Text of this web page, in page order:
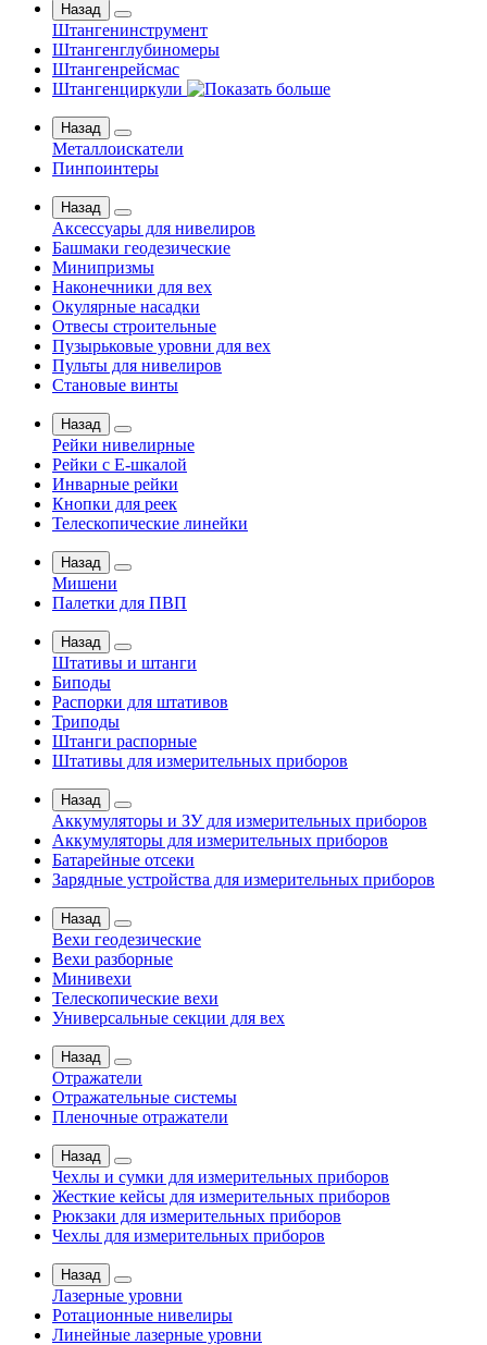
Назад
Штангенинструмент
Штангенглубиномеры
Штангенрейсмас
Штангенциркули
Назад
Металлоискатели
Пинпоинтеры
Назад
Аксессуары для нивелиров
Башмаки геодезические
Минипризмы
Наконечники для вех
Окулярные насадки
Отвесы строительные
Пузырьковые уровни для вех
Пульты для нивелиров
Становые винты
Назад
Рейки нивелирные
Рейки с Е-шкалой
Инварные рейки
Кнопки для реек
Телескопические линейки
Назад
Мишени
Палетки для ПВП
Назад
Штативы и штанги
Биподы
Распорки для штативов
Триподы
Штанги распорные
Штативы для измерительных приборов
Назад
Аккумуляторы и ЗУ для измерительных приборов
Аккумуляторы для измерительных приборов
Батарейные отсеки
Зарядные устройства для измерительных приборов
Назад
Вехи геодезические
Вехи разборные
Минивехи
Телескопические вехи
Универсальные секции для вех
Назад
Отражатели
Отражательные системы
Пленочные отражатели
Назад
Чехлы и сумки для измерительных приборов
Жесткие кейсы для измерительных приборов
Рюкзаки для измерительных приборов
Чехлы для измерительных приборов
Назад
Лазерные уровни
Ротационные нивелиры
Линейные лазерные уровни